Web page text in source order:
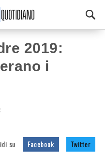
2019:
i
su Facebook Twitter